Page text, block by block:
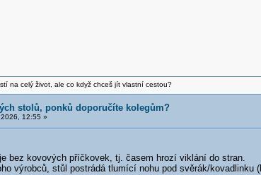
na celý život, ale co když chceš jít vlastní cestou?
stolů, ponků doporučíte kolegům?
12:55 »
bez kovových příčkovek, tj. časem hrozí viklání do stran.
výrobců, stůl postrádá tlumící nohu pod svěrák/kovadlinku